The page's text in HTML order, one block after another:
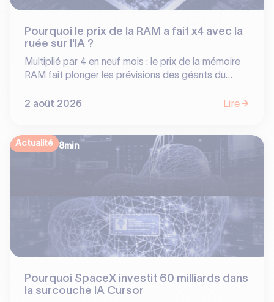
Pourquoi le prix de la RAM a fait x4 avec la
ruée sur l'IA ?
Multiplié par 4 en neuf mois : le prix de la mémoire
RAM fait plonger les prévisions des géants du
historiques à un oligopole de 3 constructeurs. En
transformé un composant banal en poule aux œufs
d'or. Analyse d'une bascule stratégique.
2 août 2026 Lire
Actualité 8min
Pourquoi SpaceX investit 60 milliards dans
la surcouche IA Cursor